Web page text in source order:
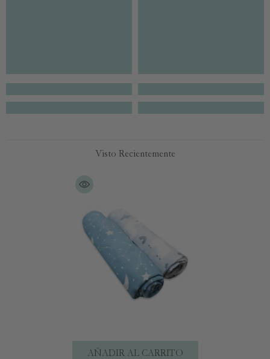
Visto Recientemente
AÑADIR AL CARRITO